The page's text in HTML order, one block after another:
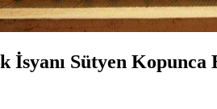
İsyanı Sütyen Kopunca